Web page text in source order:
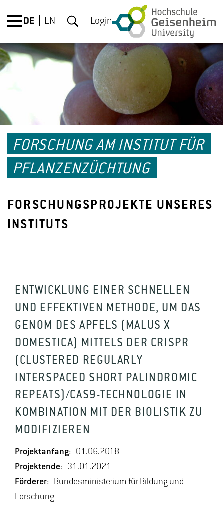
DE EN Login
FORSCHUNG AM INSTITUT FÜR
PFLANZENZÜCHTUNG
FORSCHUNGSPROJEKTE UNSERES
INSTITUTS
ENTWICKLUNG EINER SCHNELLEN
UND EFFEKTIVEN METHODE, UM DAS
GENOM DES APFELS (MALUS X
DOMESTICA) MITTELS DER CRISPR
(CLUSTERED REGULARLY
INTERSPACED SHORT PALINDROMIC
REPEATS)/CAS9-TECHNOLOGIE IN
KOMBINATION MIT DER BIOLISTIK ZU
MODIFIZIEREN
Projektanfang: 01.06.2018
Projektende: 31.01.2021
Förderer: Bundesministerium für Bildung und
Forschung